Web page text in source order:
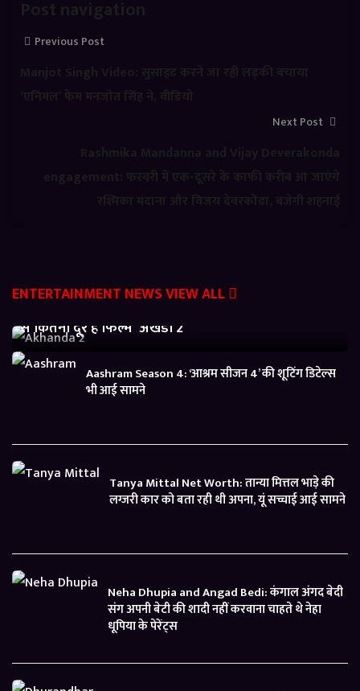
Post navigation
Previous Post
Manjot Singh Video: सुसाइड करने जा रही लड़की बचाया
‘एनिमल’ फेम मनजोत सिंह ने, वीडियो
Next Post
Rashmika Mandanna and Vijay Deverakonda
engagement: फरवरी में एक-दूसरे के काफी करीब आ जाएंगे
रश्मिका मंदाना और विजय देवरकोंडा, बजेगी शहनाई
ENTERTAINMENT NEWSVIEW ALL
से कितनी दूर है फिल्म ‘अखंडा 2’
Aashram Season 4: ‘आश्रम सीजन 4’ की शूटिंग डिटेल्स
भी आई सामने
Tanya Mittal Net Worth: तान्या मित्तल भाड़े की
लग्जरी कार को बता रही थी अपना, यूं सच्चाई आई सामने
Neha Dhupia and Angad Bedi: कंगाल अंगद बेदी
संग अपनी बेटी की शादी नहीं करवाना चाहते थे नेहा
धूपिया के पेरेंट्स